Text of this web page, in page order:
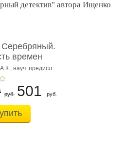
детектив" автора Ищенко
Серебряный.
времен
Грозн� ...
науч. предисл.
Д.М.
руб. 501 руб.